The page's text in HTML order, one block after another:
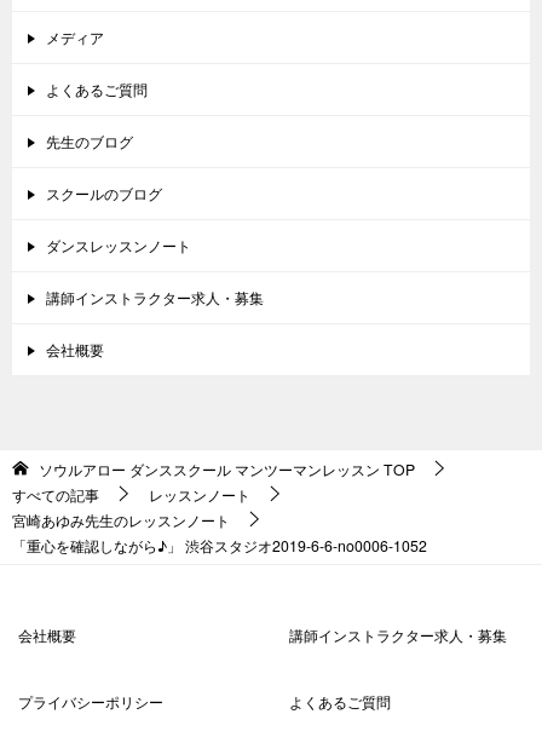
メディア
よくあるご質問
先生のブログ
スクールのブログ
ダンスレッスンノート
講師インストラクター求人・募集
会社概要
ソウルアロー ダンススクール マンツーマンレッスン TOP
すべての記事
レッスンノート
宮崎あゆみ先生のレッスンノート
「重心を確認しながら♪」 渋谷スタジオ2019-6-6-no0006-1052
会社概要 講師インストラクター求人・募集
プライバシーポリシー よくあるご質問